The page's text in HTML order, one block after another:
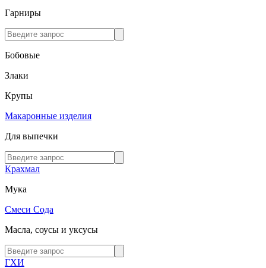
Гарниры
Бобовые
Злаки
Крупы
Макаронные изделия
Для выпечки
Крахмал
Мука
Смеси Сода
Масла, соусы и уксусы
ГХИ